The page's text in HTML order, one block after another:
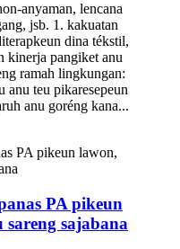
anyaman, lencana
jsb. 1. kakuatan
dina tékstil,
kinerja pangiket anu
ramah lingkungan:
anu teu pikaresepeun
anu goréng kana...
PA pikeun
sajabana